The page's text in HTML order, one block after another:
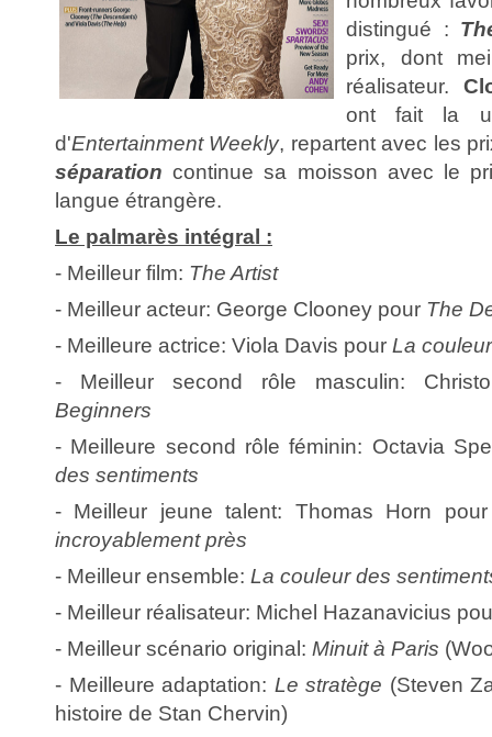
distingué :
prix, dont
réalisateur.
ont fait la
d'Entertainment Weekly, repartent avec les
séparation continue sa moisson avec le
langue étrangère.
Le palmarès intégral :
- Meilleur film: The Artist
- Meilleur acteur: George Clooney pour The
- Meilleure actrice: Viola Davis pour La
- Meilleur second rôle masculin:
Beginners
- Meilleure second rôle féminin: Octavia
des sentiments
- Meilleur jeune talent: Thomas Horn
incroyablement près
- Meilleur ensemble: La couleur des
- Meilleur réalisateur: Michel Hazanavicius
- Meilleur scénario original: Minuit à Paris
- Meilleure adaptation: Le stratège (Steven
histoire de Stan Chervin)